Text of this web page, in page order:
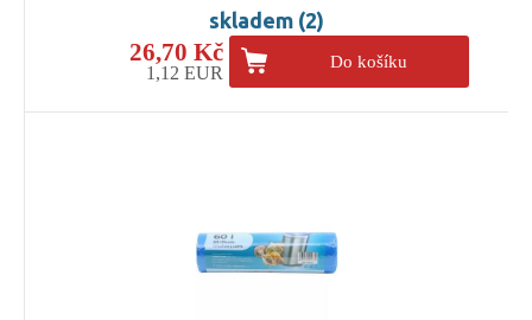
skladem (2)
26,70 Kč
1,12 EUR
Do košíku